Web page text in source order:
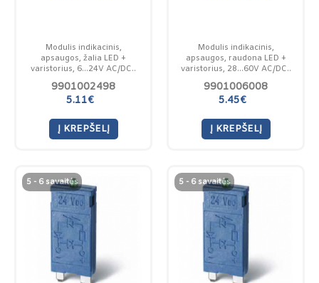
Modulis indikacinis,
apsaugos, žalia LED +
varistorius, 6...24V AC/DC..
9901002498
5.11€
Į KREPŠELĮ
Modulis indikacinis,
apsaugos, raudona LED +
varistorius, 28...60V AC/DC..
9901006008
5.45€
Į KREPŠELĮ
5 - 6 savaitės 5 - 6 savaitės